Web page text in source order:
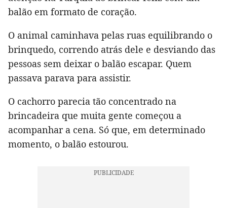
balão em formato de coração.
O animal caminhava pelas ruas equilibrando o
brinquedo, correndo atrás dele e desviando das
pessoas sem deixar o balão escapar. Quem
passava parava para assistir.
O cachorro parecia tão concentrado na
brincadeira que muita gente começou a
acompanhar a cena. Só que, em determinado
momento, o balão estourou.